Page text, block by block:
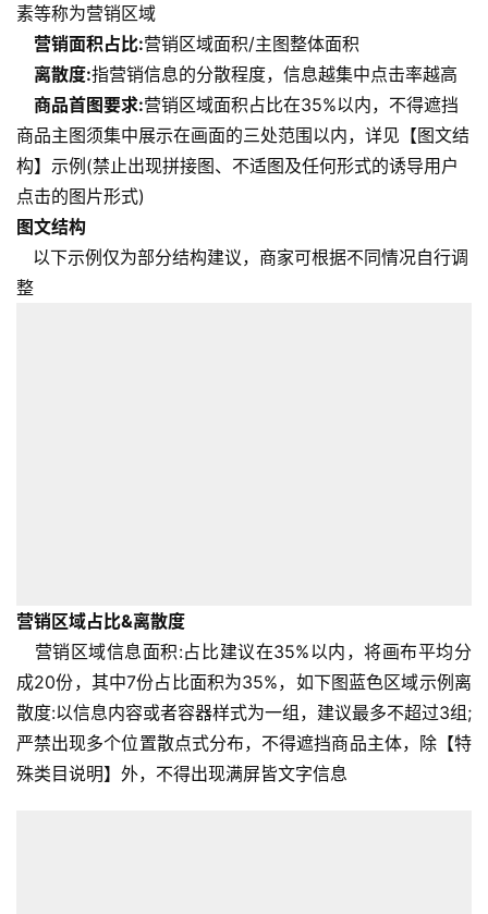
素等称为营销区域
营销面积占比:营销区域面积/主图整体面积
离散度:指营销信息的分散程度，信息越集中点击率越高
商品首图要求:营销区域面积占比在35%以内，不得遮挡
商品主图须集中展示在画面的三处范围以内，详见【图文结
构】示例(禁止出现拼接图、不适图及任何形式的诱导用户
点击的图片形式)
图文结构
以下示例仅为部分结构建议，商家可根据不同情况自行调
整
营销区域占比&离散度
营销区域信息面积:占比建议在35%以内，将画布平均分
成20份，其中7份占比面积为35%，如下图蓝色区域示例离
散度:以信息内容或者容器样式为一组，建议最多不超过3组;
严禁出现多个位置散点式分布，不得遮挡商品主体，除【特
殊类目说明】外，不得出现满屏皆文字信息